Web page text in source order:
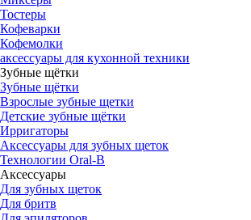
Тостеры
Кофеварки
Кофемолки
аксессуары для кухонной техники
Зубные щётки
Зубные щётки
Взрослые зубные щетки
Детские зубные щётки
Ирригаторы
Аксессуары для зубных щеток
Технологии Oral-B
Аксессуары
Для зубных щеток
Для бритв